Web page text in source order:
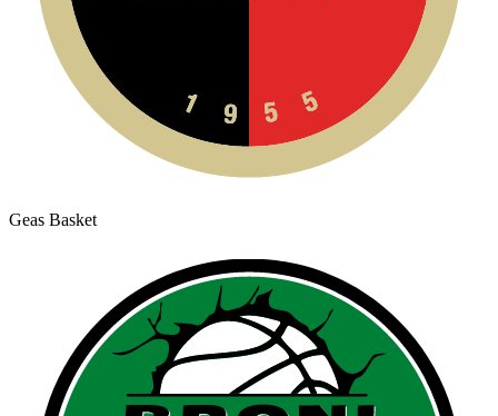
Geas Basket